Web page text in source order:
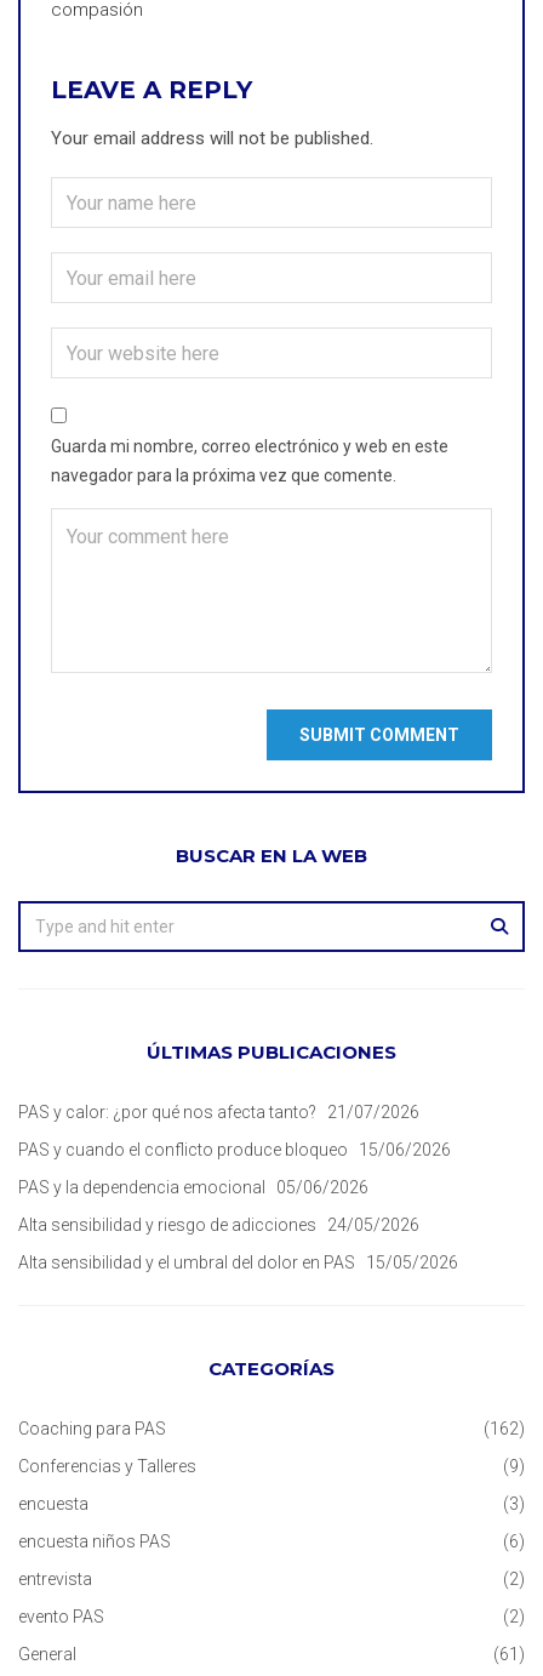
compasión
LEAVE A REPLY
Your email address will not be published.
Guarda mi nombre, correo electrónico y web en este
navegador para la próxima vez que comente.
BUSCAR EN LA WEB
ÚLTIMAS PUBLICACIONES
PAS y calor: ¿por qué nos afecta tanto?
21/07/2026
PAS y cuando el conflicto produce bloqueo
15/06/2026
PAS y la dependencia emocional
05/06/2026
Alta sensibilidad y riesgo de adicciones
24/05/2026
Alta sensibilidad y el umbral del dolor en PAS
15/05/2026
CATEGORÍAS
Coaching para PAS
(162)
Conferencias y Talleres
(9)
encuesta
(3)
encuesta niños PAS
(6)
entrevista
(2)
evento PAS
(2)
General
(61)